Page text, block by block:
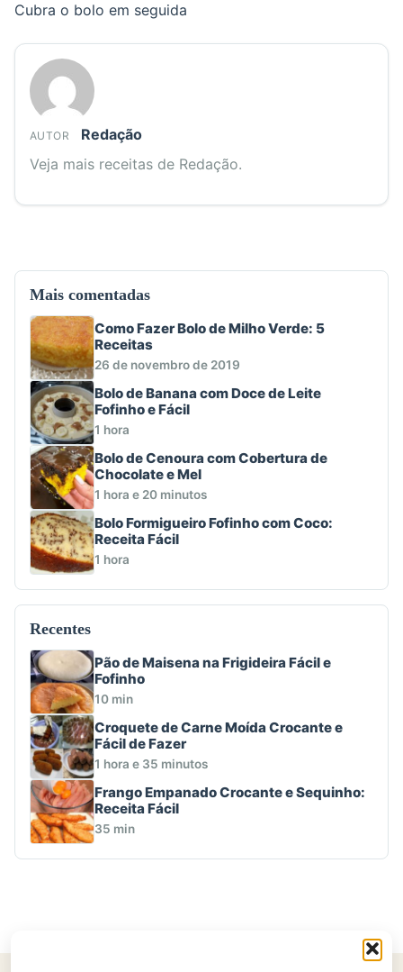
Cubra o bolo em seguida
AUTOR
Redação
Veja mais receitas de Redação.
Mais comentadas
Como Fazer Bolo de Milho Verde: 5
Receitas
26 de novembro de 2019
Bolo de Banana com Doce de Leite
Fofinho e Fácil
1 hora
Bolo de Cenoura com Cobertura de
Chocolate e Mel
1 hora e 20 minutos
Bolo Formigueiro Fofinho com Coco:
Receita Fácil
1 hora
Recentes
Pão de Maisena na Frigideira Fácil e
Fofinho
10 min
Croquete de Carne Moída Crocante e
Fácil de Fazer
1 hora e 35 minutos
Frango Empanado Crocante e Sequinho:
Receita Fácil
35 min